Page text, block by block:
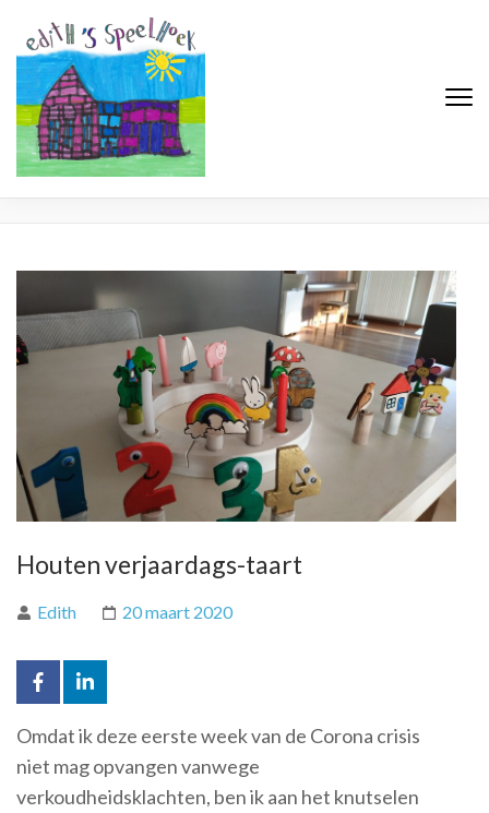
Edith's Speelhoek
Houten verjaardags-taart
Edith 20 maart 2020
Omdat ik deze eerste week van de Corona crisis
niet mag opvangen vanwege
verkoudheidsklachten, ben ik aan het knutselen